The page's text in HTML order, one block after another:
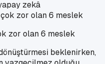
zekâ
zor olan 6 meslek
beklenirken,